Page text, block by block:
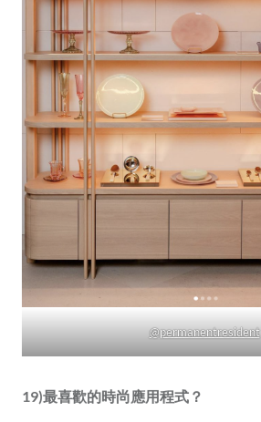
@permanentresident
19)最喜歡的時尚應用程式？